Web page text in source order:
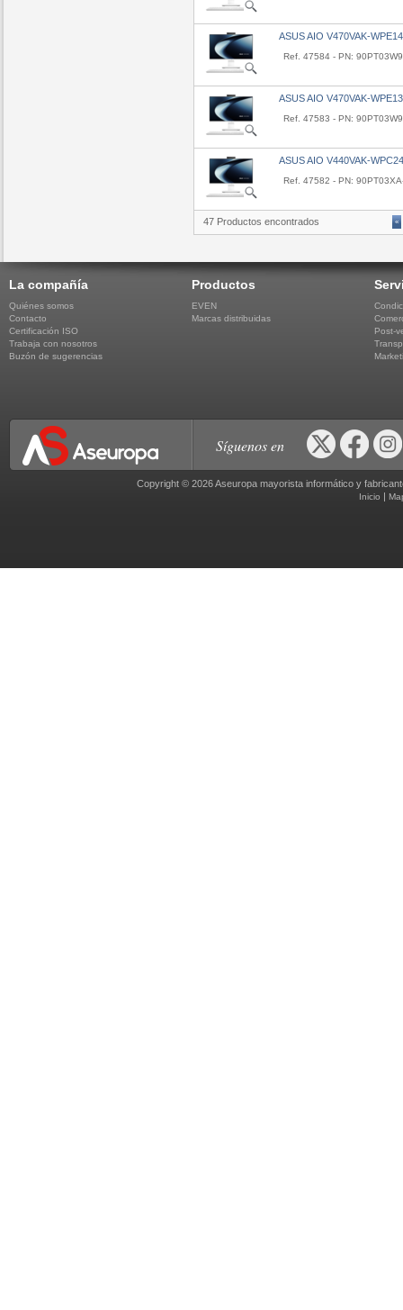
ASUS AIO V470VAK-
Ref. 47584 - PN:
ASUS AIO V470VAK-
Ref. 47583 - PN:
ASUS AIO V440VAK-
Ref. 47582 - PN:
47 Productos encontrados «
La compañía
Quiénes somos
Contacto
Certificación ISO
Trabaja con nosotros
Buzón de sugerencias
Productos
EVEN
Marcas distribuidas
Post-
Síguenos en
Copyright © 2026 Aseuropa mayorista informático y
Inicio |